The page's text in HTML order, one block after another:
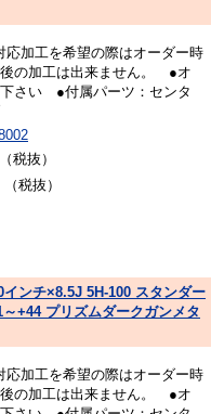
加工を希望の際はオーダー時
の加工は出来ません。 ●オ
さい ●付属パーツ：センタ
税抜）
税抜）
ンチ×8.5J 5H-100 スタンダー
+44 プリズムダークガンメタ
加工を希望の際はオーダー時
の加工は出来ません。 ●オ